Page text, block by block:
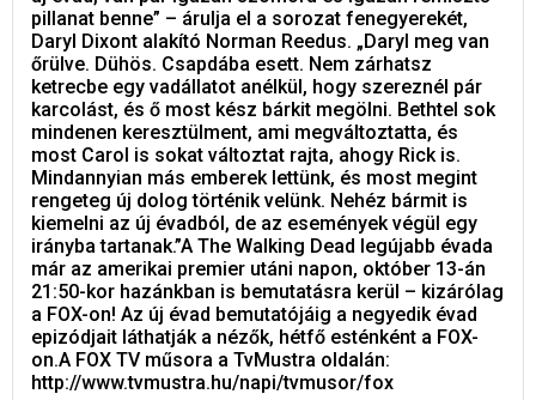
pillanat benne” – árulja el a sorozat fenegyerekét,
Daryl Dixont alakító Norman Reedus. „Daryl meg van
őrülve. Dühös. Csapdába esett. Nem zárhatsz
ketrecbe egy vadállatot anélkül, hogy szereznél pár
karcolást, és ő most kész bárkit megölni. Bethtel sok
mindenen keresztülment, ami megváltoztatta, és
most Carol is sokat változtat rajta, ahogy Rick is.
Mindannyian más emberek lettünk, és most megint
rengeteg új dolog történik velünk. Nehéz bármit is
kiemelni az új évadból, de az események végül egy
irányba tartanak.”A The Walking Dead legújabb évada
már az amerikai premier utáni napon, október 13-án
21:50-kor hazánkban is bemutatásra kerül – kizárólag
a FOX-on! Az új évad bemutatójáig a negyedik évad
epizódjait láthatják a nézők, hétfő esténként a FOX-
on.A FOX TV műsora a TvMustra oldalán:
http://www.tvmustra.hu/napi/tvmusor/fox